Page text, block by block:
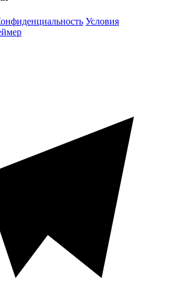
Условия